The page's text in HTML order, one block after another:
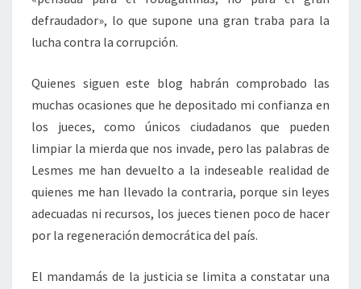
defraudador», lo que supone una gran traba para la
lucha contra la corrupción.
Quienes siguen este blog habrán comprobado las
muchas ocasiones que he depositado mi confianza en
los jueces, como únicos ciudadanos que pueden
limpiar la mierda que nos invade, pero las palabras de
Lesmes me han devuelto a la indeseable realidad de
quienes me han llevado la contraria, porque sin leyes
adecuadas ni recursos, los jueces tienen poco de hacer
por la regeneración democrática del país.
El mandamás de la justicia se limita a constatar una